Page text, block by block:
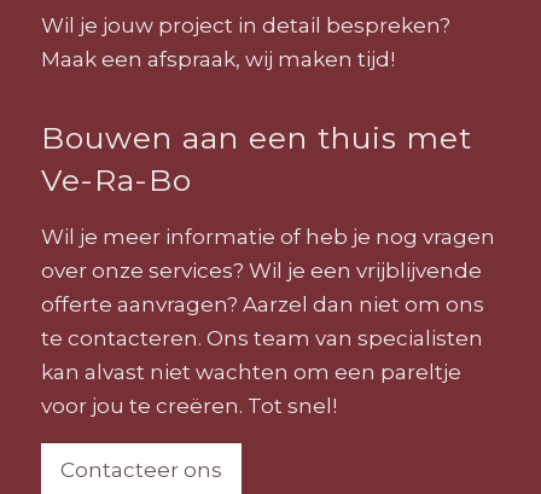
Wil je jouw project in detail bespreken?
Maak een afspraak, wij maken tijd!
Bouwen aan een thuis met
Ve-Ra-Bo
Wil je meer informatie of heb je nog vragen
over onze services? Wil je een vrijblijvende
offerte aanvragen? Aarzel dan niet om ons
te contacteren. Ons team van specialisten
kan alvast niet wachten om een pareltje
voor jou te creëren. Tot snel!
Contacteer ons